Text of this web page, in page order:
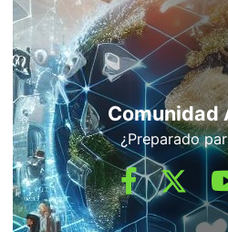
Comunidad
¿Preparado